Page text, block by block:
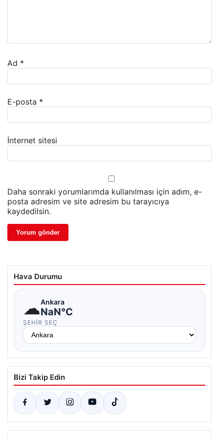
Ad *
E-posta *
İnternet sitesi
Daha sonraki yorumlarımda kullanılması için adım, e-
posta adresim ve site adresim bu tarayıcıya
kaydedilsin.
Hava Durumu
☁Ankara
NaN°C
ŞEHIR SEÇ
Bizi Takip Edin